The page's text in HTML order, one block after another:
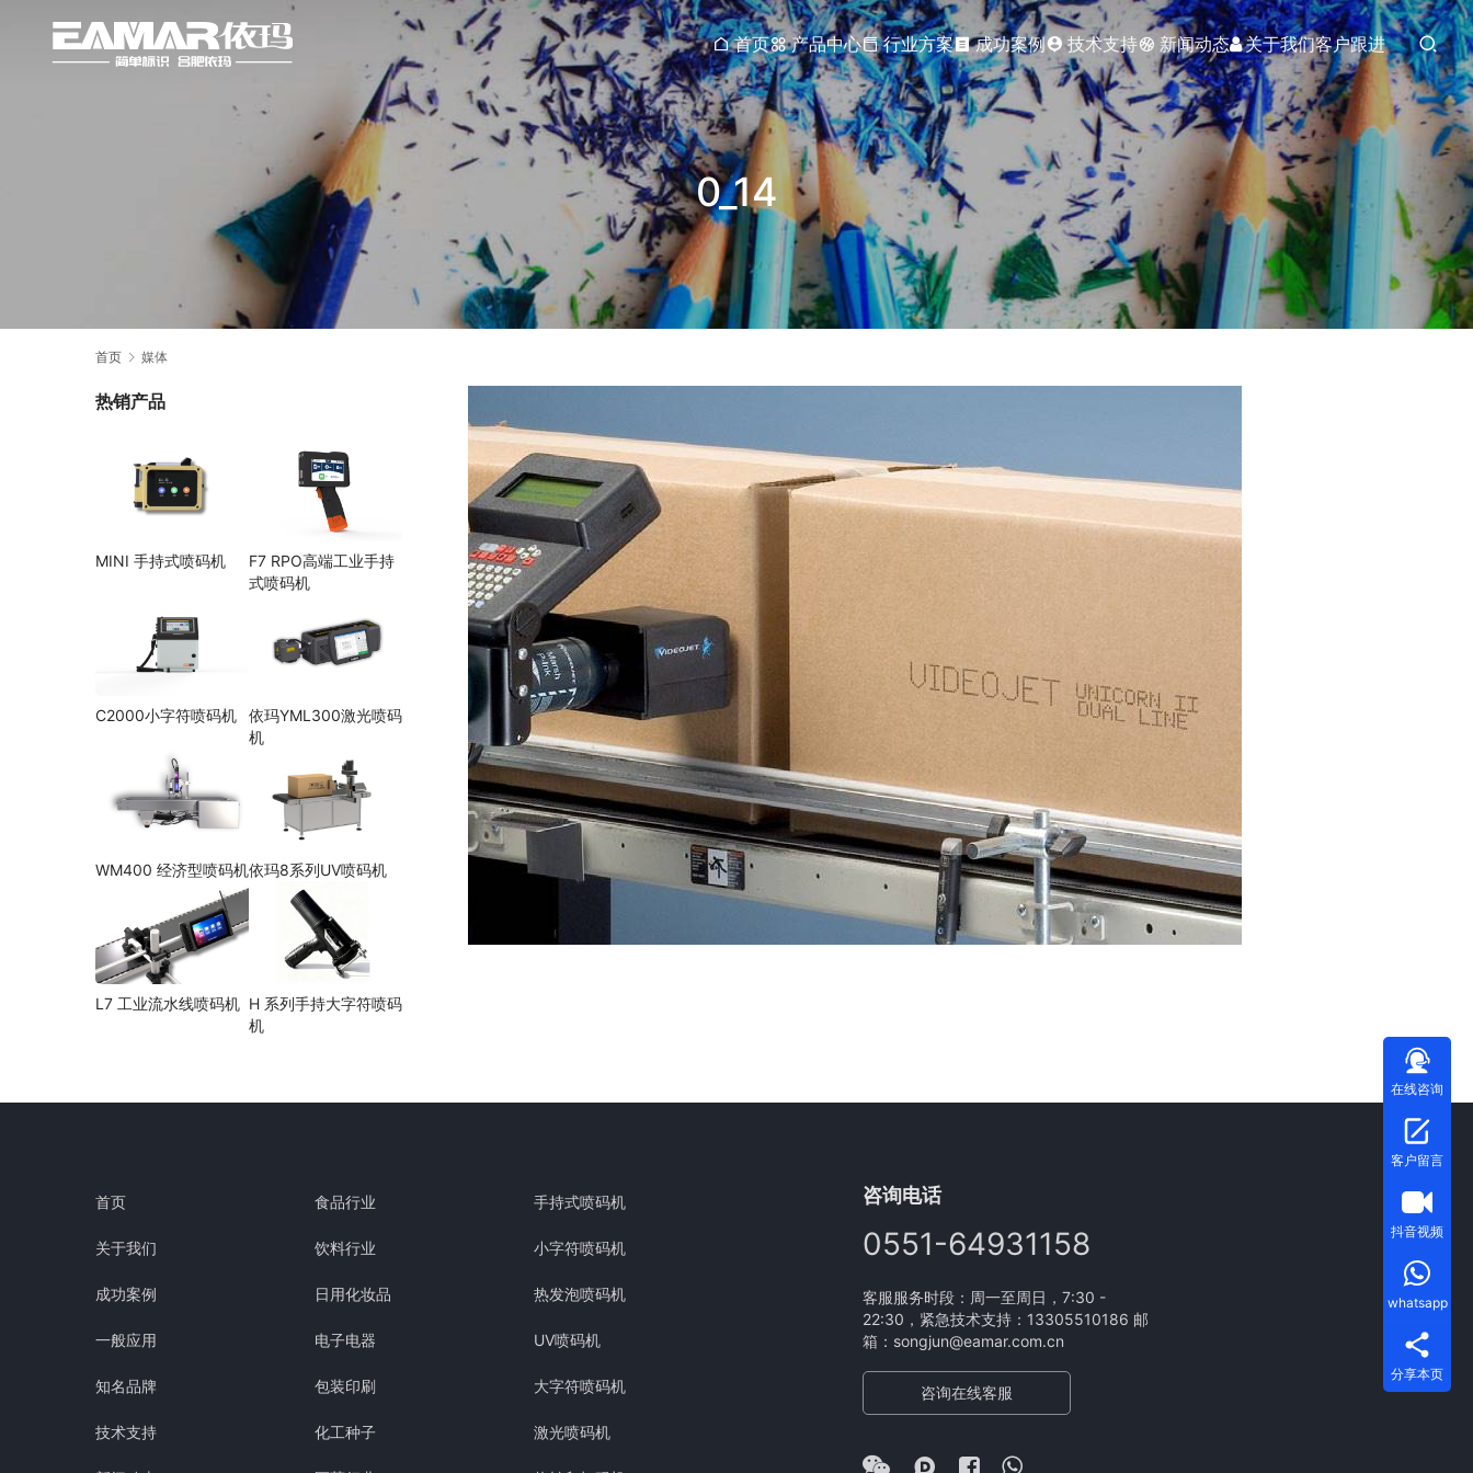
首页 产品中心 行业方案 成功案例 技术支持 新闻动态 关于我们客户跟进
0_14
首页 媒体
热销产品
MINI 手持式喷码机
F7 RPO高端工业手持
式喷码机
C2000小字符喷码机
依玛YML300激光喷码
机
WM400 经济型喷码机依玛8系列UV喷码机
L7 工业流水线喷码机 H 系列手持大字符喷码
机
首页
关于我们
成功案例
一般应用
知名品牌
技术支持
食品行业
饮料行业
日用化妆品
电子电器
包装印刷
化工种子
手持式喷码机
小字符喷码机
热发泡喷码机
UV喷码机
大字符喷码机
激光喷码机
咨询电话
0551-64931158
客服服务时段：周一至周日，7:30 -
22:30，紧急技术支持：13305510186 邮
箱：songjun@eamar.com.cn
咨询在线客服
在线咨询
客户留言
抖音视频
whatsapp
分享本页